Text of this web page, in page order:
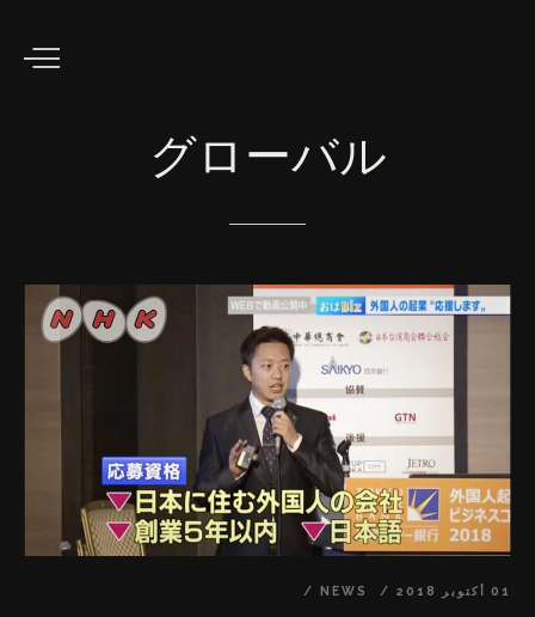
グローバル
01 أكتوبر 2018 NEWS